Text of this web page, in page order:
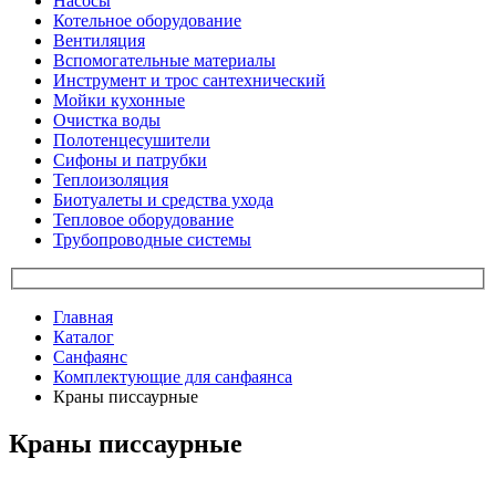
Котельное оборудование
Вентиляция
Вспомогательные материалы
Инструмент и трос сантехнический
Мойки кухонные
Очистка воды
Полотенцесушители
Сифоны и патрубки
Теплоизоляция
Биотуалеты и средства ухода
Тепловое оборудование
Трубопроводные системы
Главная
Каталог
Санфаянс
Комплектующие для санфаянса
Краны писсаурные
Краны писсаурные